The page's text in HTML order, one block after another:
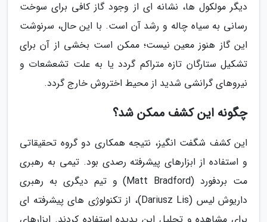
دیگر مولکول ها، نشانه ای از وجود گاز کافی برای سوخت
رسانی به سیاه چاله و رشد آن است. با این حال، سرنوشت
این گاز هنوز معین نیست؛ ممکن است بخشی از آن برای
تشکیل ستارگان تازه متراکم گردد یا به علت تشعشعات و
نیروهای گرانشی شدید از محیط اختروش خارج گردد.
چگونه این کشف ممکن شد؟
این کشف شگفت انگیز، نتیجه همکاری دو گروه تحقیقاتی
و استفاده از ابزارهای پیشرفته رصدی بود. تیمی به رهبری
مت بردفورد (Matt Bradford) و تیم دیگری به رهبری
داریوش لیس (Dariusz Lis)، از تکنولوژی های پیشرفته ای